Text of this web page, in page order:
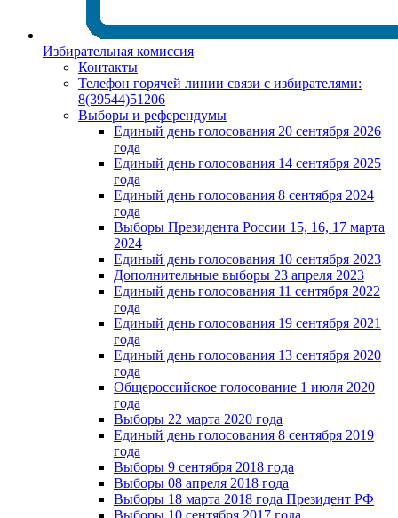
Избирательная комиссия
Контакты
Телефон горячей линии связи с избирателями:
8(39544)51206
Выборы и референдумы
Единый день голосования 20 сентября 2026
года
Единый день голосования 14 сентября 2025
года
Единый день голосования 8 сентября 2024
года
Выборы Президента России 15, 16, 17 марта
2024
Единый день голосования 10 сентября 2023
Дополнительные выборы 23 апреля 2023
Единый день голосования 11 сентября 2022
года
Единый день голосования 19 сентября 2021
года
Единый день голосования 13 сентября 2020
года
Общероссийское голосование 1 июля 2020
года
Выборы 22 марта 2020 года
Единый день голосования 8 сентября 2019
года
Выборы 9 сентября 2018 года
Выборы 08 апреля 2018 года
Выборы 18 марта 2018 года Президент РФ
Выборы 10 сентября 2017 года